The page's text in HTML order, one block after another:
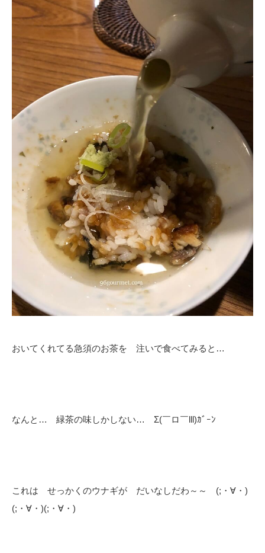
おいてくれてる急須のお茶を 注いで食べてみると…
なんと… 緑茶の味しかしない… Σ(￣ロ￣lll)ｶﾞｰﾝ
これは せっかくのウナギが だいなしだわ～～ (;・∀・)
(;・∀・)(;・∀・)